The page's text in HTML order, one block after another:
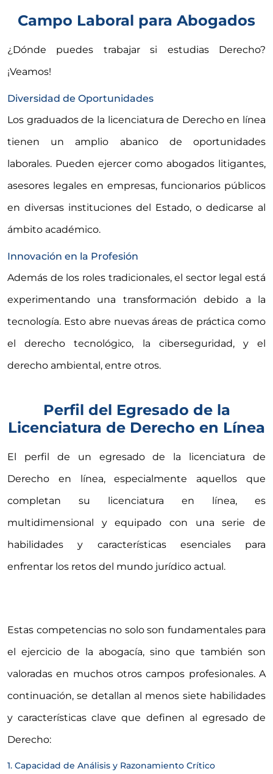
Campo Laboral para Abogados
¿Dónde puedes trabajar si estudias Derecho?
¡Veamos!
Diversidad de Oportunidades
Los graduados de la licenciatura de Derecho en línea
tienen un amplio abanico de oportunidades
laborales. Pueden ejercer como abogados litigantes,
asesores legales en empresas, funcionarios públicos
en diversas instituciones del Estado, o dedicarse al
ámbito académico.
Innovación en la Profesión
Además de los roles tradicionales, el sector legal está
experimentando una transformación debido a la
tecnología. Esto abre nuevas áreas de práctica como
el derecho tecnológico, la ciberseguridad, y el
derecho ambiental, entre otros.
Perfil del Egresado de la
Licenciatura de Derecho en Línea
El perfil de un egresado de la licenciatura de
Derecho en línea, especialmente aquellos que
completan su licenciatura en línea, es
multidimensional y equipado con una serie de
habilidades y características esenciales para
enfrentar los retos del mundo jurídico actual.
Estas competencias no solo son fundamentales para
el ejercicio de la abogacía, sino que también son
valoradas en muchos otros campos profesionales. A
continuación, se detallan al menos siete habilidades
y características clave que definen al egresado de
Derecho:
1. Capacidad de Análisis y Razonamiento Crítico